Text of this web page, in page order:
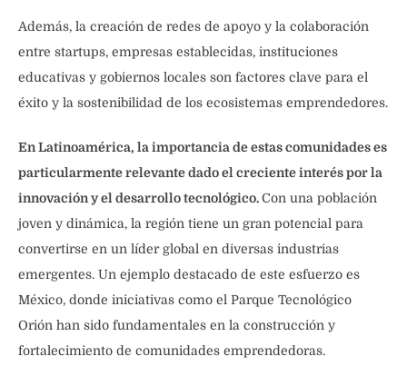
Además, la creación de redes de apoyo y la colaboración
entre startups, empresas establecidas, instituciones
educativas y gobiernos locales son factores clave para el
éxito y la sostenibilidad de los ecosistemas emprendedores.
En Latinoamérica, la importancia de estas comunidades es
particularmente relevante dado el creciente interés por la
innovación y el desarrollo tecnológico.Con una población
joven y dinámica, la región tiene un gran potencial para
convertirse en un líder global en diversas industrias
emergentes. Un ejemplo destacado de este esfuerzo es
México, donde iniciativas como el Parque Tecnológico
Orión han sido fundamentales en la construcción y
fortalecimiento de comunidades emprendedoras.